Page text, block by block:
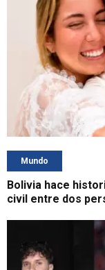
Mundo
Bolivia hace
civil entre dos